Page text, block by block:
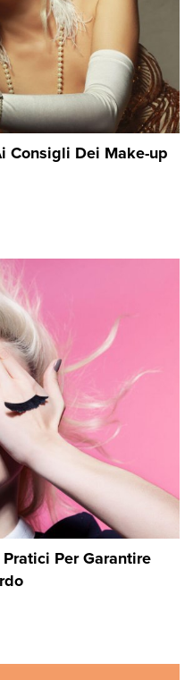
Consigli Dei Make-up
Per Garantire